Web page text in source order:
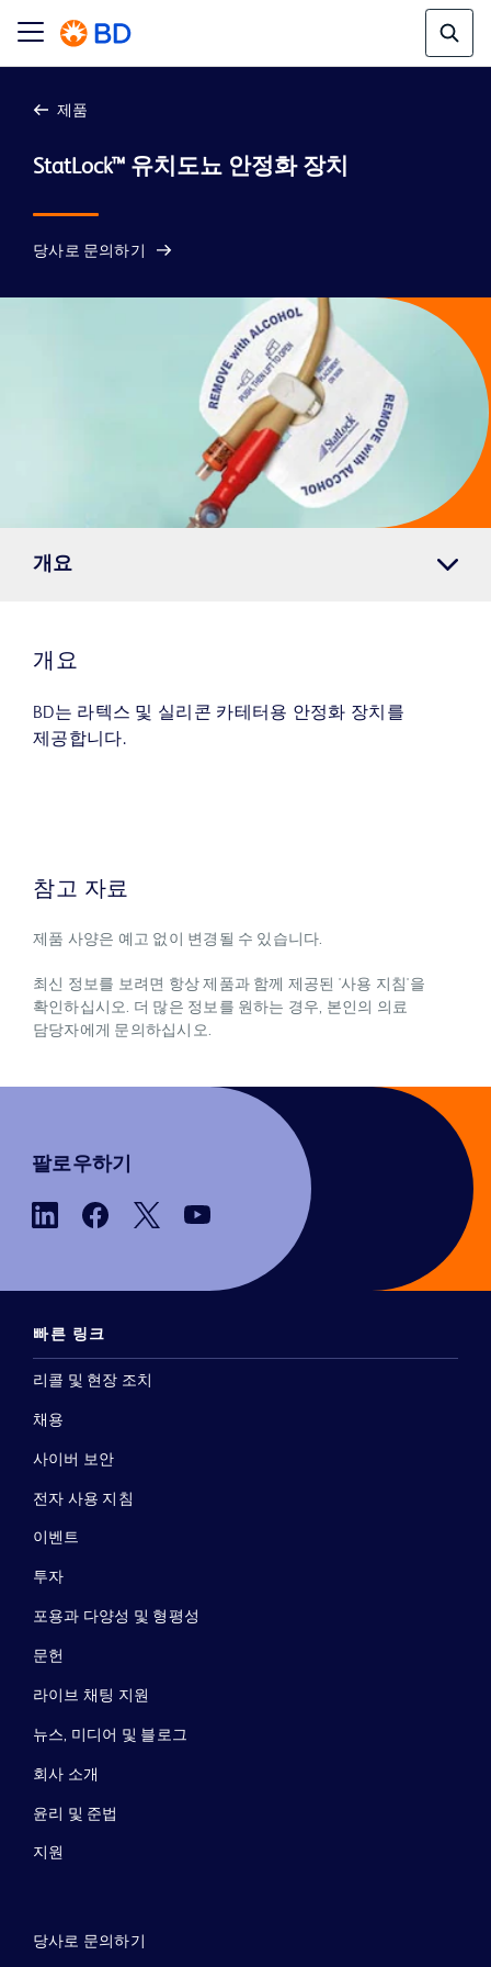
제품
StatLock™ 유치도뇨 안정화 장치
당사로 문의하기
개요
개요
BD는 라텍스 및 실리콘 카테터용 안정화 장치를
제공합니다.
참고 자료
제품 사양은 예고 없이 변경될 수 있습니다.
최신 정보를 보려면 항상 제품과 함께 제공된 '사용 지침'을
확인하십시오. 더 많은 정보를 원하는 경우, 본인의 의료
담당자에게 문의하십시오.
팔로우하기
빠른 링크
리콜 및 현장 조치
채용
사이버 보안
전자 사용 지침
이벤트
투자
포용과 다양성 및 형평성
문헌
라이브 채팅 지원
뉴스, 미디어 및 블로그
회사 소개
윤리 및 준법
지원
당사로 문의하기